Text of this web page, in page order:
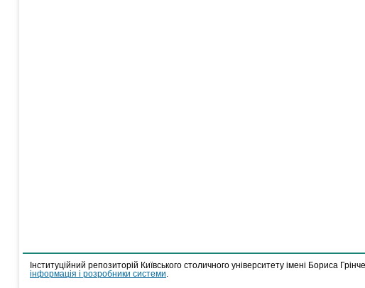
Інституційний репозиторій Київського столичного університету імені Бориса
інформація і розробники системи